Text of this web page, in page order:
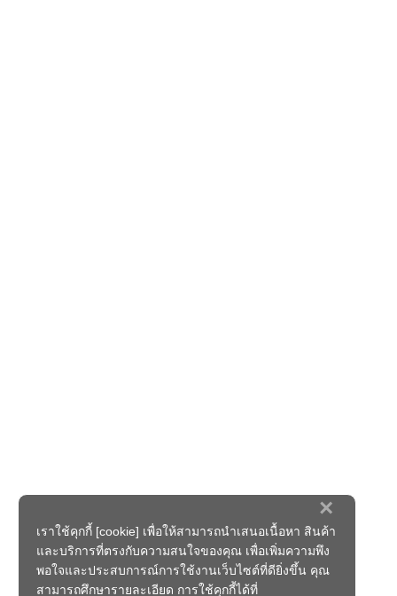
×
เราใช้คุกกี้ [cookie] เพื่อให้สามารถนำเสนอเนื้อหา สินค้า
และบริการที่ตรงกับความสนใจของคุณ เพื่อเพิ่มความพึง
พอใจและประสบการณ์การใช้งานเว็บไซต์ที่ดียิ่งขึ้น คุณ
สามารถศึกษารายละเอียด การใช้คุกกี้ได้ที่